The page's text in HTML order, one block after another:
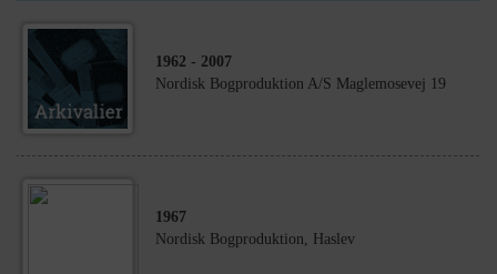
1962 - 2007
Nordisk Bogproduktion A/S Maglemosevej 19
1967
Nordisk Bogproduktion, Haslev